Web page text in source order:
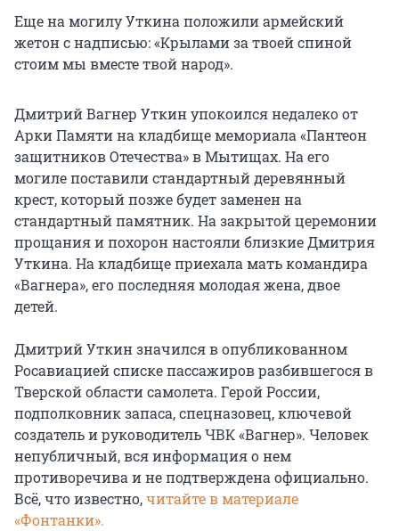
Еще на могилу Уткина положили армейский
жетон с надписью: «Крылами за твоей спиной
стоим мы вместе твой народ».
Дмитрий Вагнер Уткин упокоился недалеко от
Арки Памяти на кладбище мемориала «Пантеон
защитников Отечества» в Мытищах. На его
могиле поставили стандартный деревянный
крест, который позже будет заменен на
стандартный памятник. На закрытой церемонии
прощания и похорон настояли близкие Дмитрия
Уткина. На кладбище приехала мать командира
«Вагнера», его последняя молодая жена, двое
детей.
Дмитрий Уткин значился в опубликованном
Росавиацией списке пассажиров разбившегося в
Тверской области самолета. Герой России,
подполковник запаса, спецназовец, ключевой
создатель и руководитель ЧВК «Вагнер». Человек
непубличный, вся информация о нем
противоречива и не подтверждена официально.
Всё, что известно,читайте в материале
«Фонтанки».